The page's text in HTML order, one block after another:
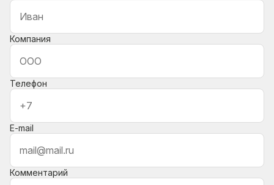
Компания
Телефон
E-mail
Комментарий